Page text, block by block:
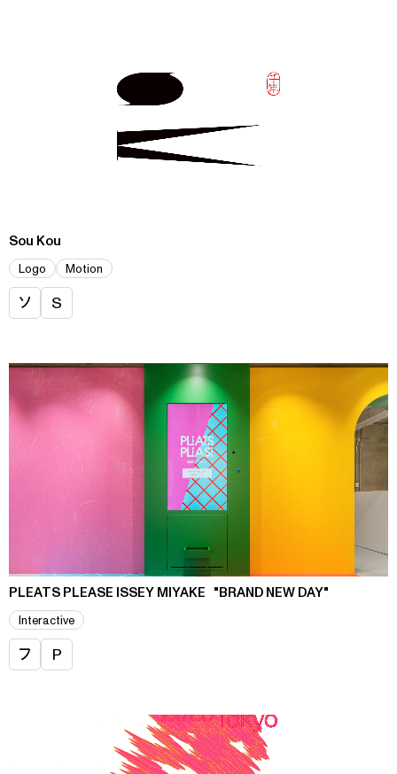
Sou Kou
Logo Motion
ソ S
PLEATS PLEASE ISSEY MIYAKE "BRAND NEW DAY"
Interactive
フ P